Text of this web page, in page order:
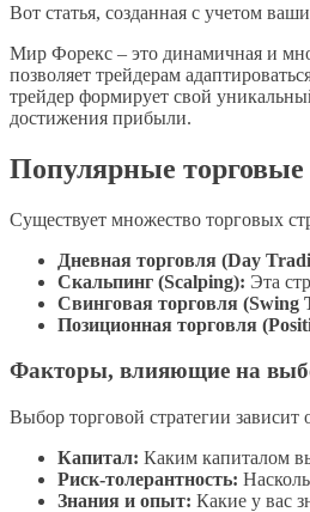
Вот статья, созданная с учетом
Мир Форекс – это динамичная и
позволяет трейдерам
трейдер формирует свой
достижения прибыли.
Популярные торговые
Существует множество торговых
Дневная торговля (Day
Скальпинг (Scalping): Эта
Свинговая торговля (Swing
Позиционная торговля
Факторы, влияющие на
Выбор торговой стратегии зависит
Капитал: Каким капиталом
Риск-толерантность:
Знания и опыт: Какие у вас